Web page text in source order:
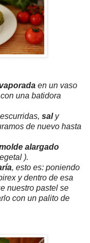
en un vaso
una batidora
saly
de nuevo hasta
alargado
).
, esto es: poniendo
y dentro de esa
nuestro pastel se
con un palito de